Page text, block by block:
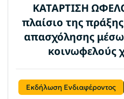
ΚΑΤΑΡΤΙΣΗ
πλαίσιο της
απασχόλησης
κοινωφελούς
Εκδήλωση Ενδιαφέροντος